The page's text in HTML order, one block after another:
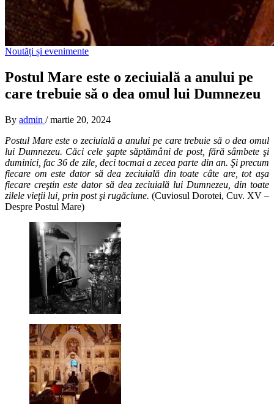
Noutăți și evenimente
Postul Mare este o zeciuială a anului pe
care trebuie să o dea omul lui Dumnezeu
By admin / martie 20, 2024
Postul Mare este o zeciuială a anului pe care trebuie să o dea omul
lui Dumnezeu. Căci cele şapte săptămâni de post, fără sâmbete şi
duminici, fac 36 de zile, deci tocmai a zecea parte din an. Şi precum
fiecare om este dator să dea zeciuială din toate câte are, tot aşa
fiecare creştin este dator să dea zeciuială lui Dumnezeu, din toate
zilele vieţii lui, prin post şi rugăciune. (Cuviosul Dorotei, Cuv. XV –
Despre Postul Mare)